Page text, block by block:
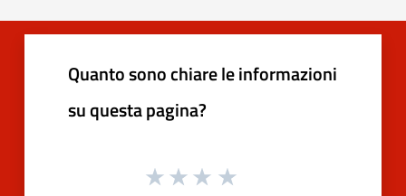
Quanto sono chiare le informazioni
su questa pagina?